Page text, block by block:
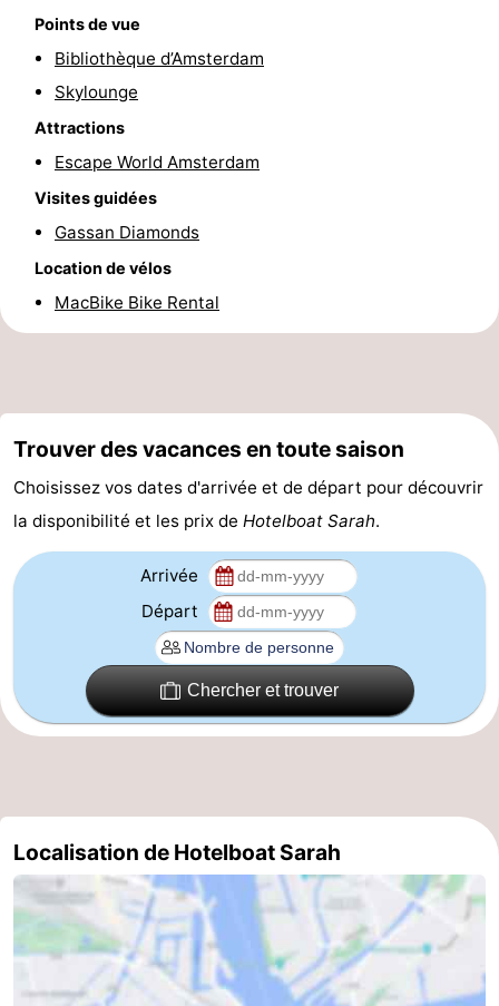
vélo
Randonnée
Divertissement
Vie
Nocturne
Aliments
Shopping
Marchés
Magasins
du
vélo
Événements
Spécial
Coffeeshops
homosexuelle
Quartier
rouge
Histoire
de
diamant
Places
dans
le
centre
Parcs
et
jardins
Parties
de
Environs
Points de vue
Bibliothèque d’Amsterdam
Skylounge
Attractions
Escape World Amsterdam
Visites guidées
Gassan Diamonds
Location de vélos
MacBike Bike Rental
Trouver des vacances en toute saison
Choisissez vos dates d'arrivée et de départ pour découvrir
la disponibilité et les prix de Hotelboat Sarah.
Arrivée
Départ
Chercher et trouver
Localisation de Hotelboat Sarah